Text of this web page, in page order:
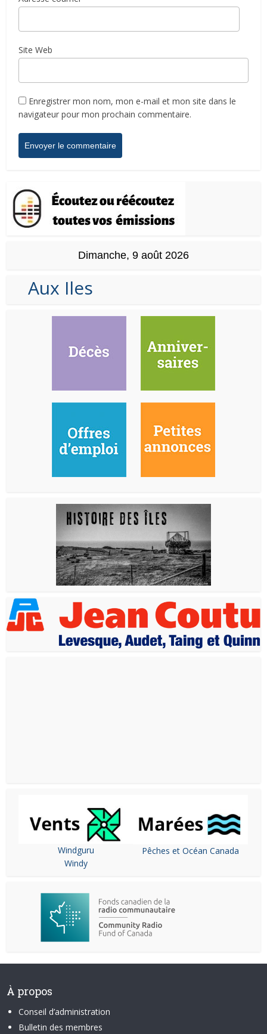
Site Web
Enregistrer mon nom, mon e-mail et mon site dans le
navigateur pour mon prochain commentaire.
Dimanche, 9 août 2026
Aux Iles
Windguru
Windy
Pêches et Océan Canada
À propos
Conseil d’administration
Bulletin des membres